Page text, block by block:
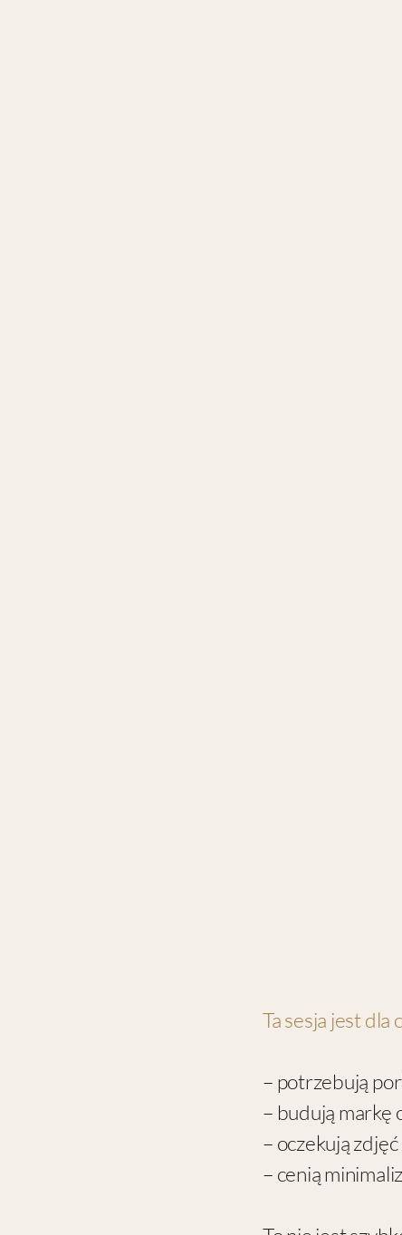
Ta sesja jest dla
– potrzebują
– budują markę
– oczekują
– cenią